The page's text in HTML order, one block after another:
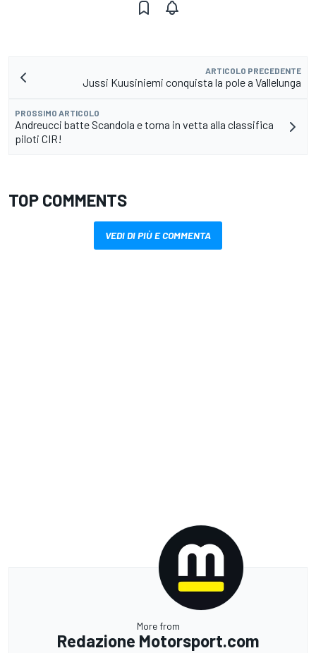
ARTICOLO PRECEDENTE
Jussi Kuusiniemi conquista la pole a Vallelunga
PROSSIMO ARTICOLO
Andreucci batte Scandola e torna in vetta alla classifica
piloti CIR!
TOP COMMENTS
VEDI DI PIÙ E COMMENTA
More from
Redazione Motorsport.com